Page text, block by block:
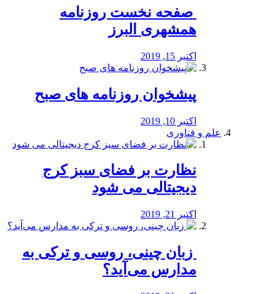
️ صفحه نخست روزنامه‌
همشهری البرز
اکتبر 15, 2019
پیشخوان روزنامه های صبح
اکتبر 10, 2019
علم و فناوری
نظارت بر فضای سبز کرج
دیجیتالی می شود
اکتبر 21, 2019
️ زبان چینی، روسی و ترکی به
مدارس می‌آید؟